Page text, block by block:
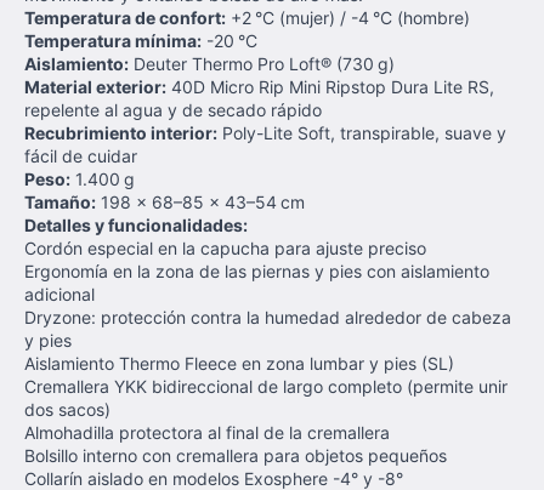
Temperatura de confort: +2 °C (mujer) / -4 °C (hombre)
Temperatura mínima: -20 °C
Aislamiento: Deuter Thermo Pro Loft® (730 g)
Material exterior: 40D Micro Rip Mini Ripstop Dura Lite RS,
repelente al agua y de secado rápido
Recubrimiento interior: Poly-Lite Soft, transpirable, suave y
fácil de cuidar
Peso: 1.400 g
Tamaño: 198 × 68–85 × 43–54 cm
Detalles y funcionalidades:
Cordón especial en la capucha para ajuste preciso
Ergonomía en la zona de las piernas y pies con aislamiento
adicional
Dryzone: protección contra la humedad alrededor de cabeza
y pies
Aislamiento Thermo Fleece en zona lumbar y pies (SL)
Cremallera YKK bidireccional de largo completo (permite unir
dos sacos)
Almohadilla protectora al final de la cremallera
Bolsillo interno con cremallera para objetos pequeños
Collarín aislado en modelos Exosphere -4° y -8°